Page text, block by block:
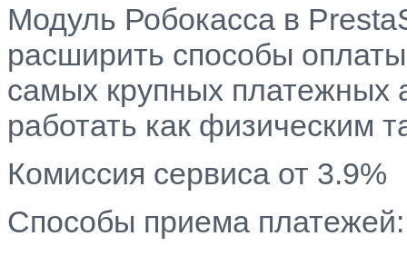
Модуль Робокасса в
расширить способы
самых крупных платежных
работать как физическим
Комиссия сервиса от 3.9%
Способы приема платежей: